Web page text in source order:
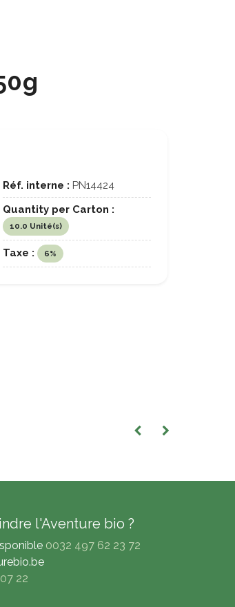
Réf. interne : PN14424
Quantity per Carton :
10.0 Unité(s)
Taxe : 6%
l'Aventure bio ?
0032 497 62 23 72
22